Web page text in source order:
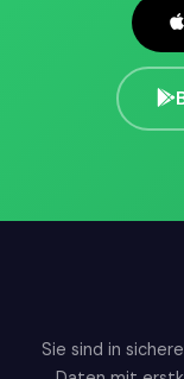
Sie sind in